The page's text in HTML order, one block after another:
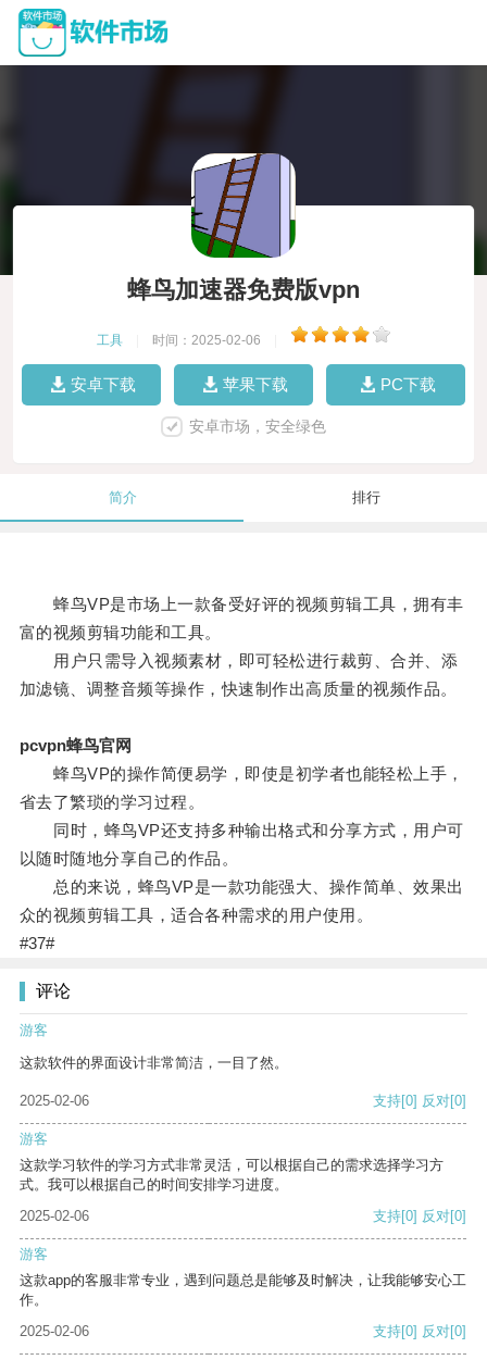
蜂鸟加速器免费版vpn
工具 时间：2025-02-06
安卓下载 苹果下载 PC下载
安卓市场，安全绿色
简介 排行
蜂鸟VP是市场上一款备受好评的视频剪辑工具，拥有丰
富的视频剪辑功能和工具。
用户只需导入视频素材，即可轻松进行裁剪、合并、添
加滤镜、调整音频等操作，快速制作出高质量的视频作品。
pcvpn蜂鸟官网
蜂鸟VP的操作简便易学，即使是初学者也能轻松上手，
省去了繁琐的学习过程。
同时，蜂鸟VP还支持多种输出格式和分享方式，用户可
以随时随地分享自己的作品。
总的来说，蜂鸟VP是一款功能强大、操作简单、效果出
众的视频剪辑工具，适合各种需求的用户使用。
#37#
评论
游客
这款软件的界面设计非常简洁，一目了然。
2025-02-06 支持[0] 反对[0]
游客
这款学习软件的学习方式非常灵活，可以根据自己的需求选择学习方
式。我可以根据自己的时间安排学习进度。
2025-02-06
支持[0] 反对[0]
游客
这款app的客服非常专业，遇到问题总是能够及时解决，让我能够安心工
作。
2025-02-06
支持[0] 反对[0]